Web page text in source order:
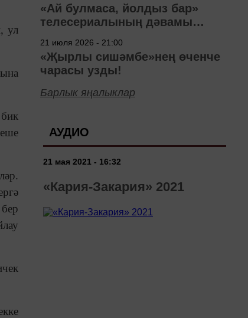
ул
«Ай булмаса, йолдыз бар»
телесериалының дәвамы
21 июля 2026 - 21:00
«Җырлы сишәмбе»нең өченче
чарасы узды!
Барлык яңалыклар
АУДИО
21 мая 2021 - 16:32
«Кария-Закария» 2021